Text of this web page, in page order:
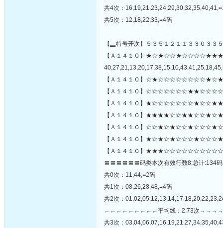
共4次：
共5次：12,18,22,33,=4码
【▂特号开次】５３５１２１１３３０３３
【Ａ１４１０】
【Ａ１４１０】
【Ａ１４１０】
【Ａ１４１０】
【Ａ１４１０】
【Ａ１４１０】
【Ａ１４１０】
【Ａ１４１０】
〓〓〓〓〓〓码类本次有效行数8;总计:134
共0次：11,44,=2码
共1次：08,26,28,48,=4码
共2次：
←←←←←←←←←平均线：2.73次
共3次：